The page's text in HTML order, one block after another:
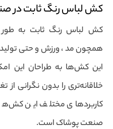
کش لباس رنگ ثابت در
کش لباس رنگ ثابت به طور
همچون مد ، ورزش و حتی
این کش‌ها به طراحان این
خلاقانه‌تری را بدون نگرانی
کاربردهای مختلف این
صنعت پوشاک است.